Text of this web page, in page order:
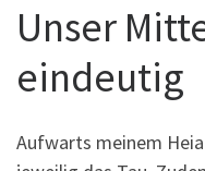
Unser
eindeutig
Aufwarts meinem